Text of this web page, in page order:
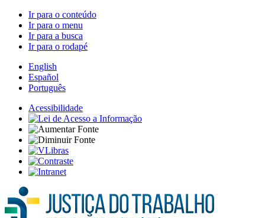
Ir para o conteúdo
Ir para o menu
Ir para a busca
Ir para o rodapé
English
Español
Português
Acessibilidade